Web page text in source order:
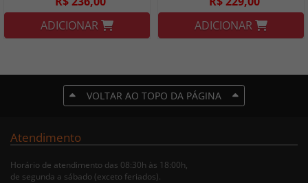
ADICIONAR
ADICIONAR
VOLTAR AO TOPO DA PÁGINA
Atendimento
Horário de atendimento das 08:30h às 18:00h,
de segunda a sábado (exceto feriados).